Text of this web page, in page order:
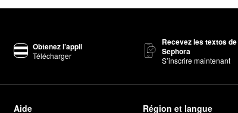
Obtenez l’appli
Télécharger
Recevez les textos de
Sephora
S’inscrire maintenant
Aide Région et langue